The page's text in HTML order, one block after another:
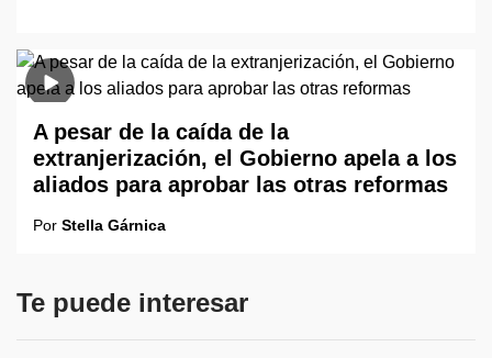
A pesar de la caída de la
extranjerización, el Gobierno apela a los
aliados para aprobar las otras reformas
Por Stella Gárnica
Te puede interesar